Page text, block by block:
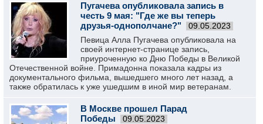
Пугачева опубликовала запись в
честь 9 мая: "Где же вы теперь
друзья-однополчане?"
09.05.2023
Певица Алла Пугачева опубликовала на
своей интернет-странице запись,
приуроченную ко Дню Победы в Великой
Отечественной войне. Примадонна показала кадры из
документального фильма, вышедшего много лет назад, а
также обратилась к уже ушедшим в иной мир ветеранам.
В Москве прошел Парад
Победы
09.05.2023